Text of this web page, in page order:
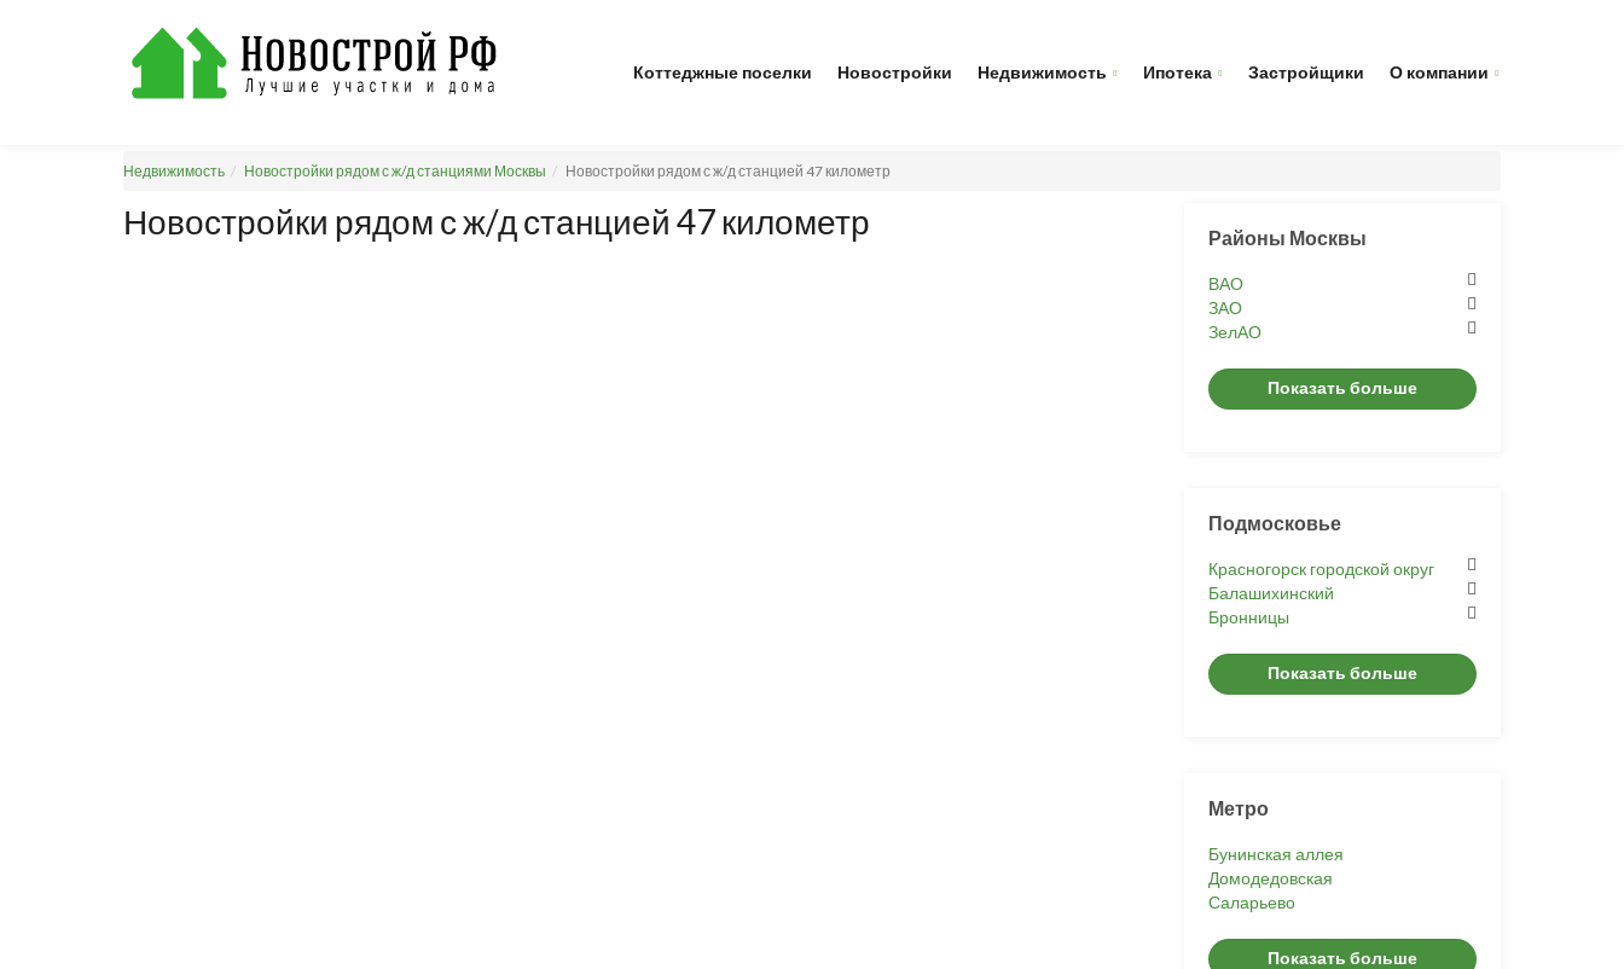
Коттеджные поселки Новостройки Недвижимость Ипотека Застройщики О компании
Недвижимость Новостройки рядом с ж/д станциями Москвы Новостройки рядом с ж/д станцией 47 километр
Новостройки рядом с ж/д станцией 47 километр Районы Москвы
ВАО
ЗАО
ЗелАО
Показать больше
Подмосковье
Красногорск городской округ
Балашихинский
Бронницы
Показать больше
Метро
Бунинская аллея
Домодедовская
Саларьево
Показать больше